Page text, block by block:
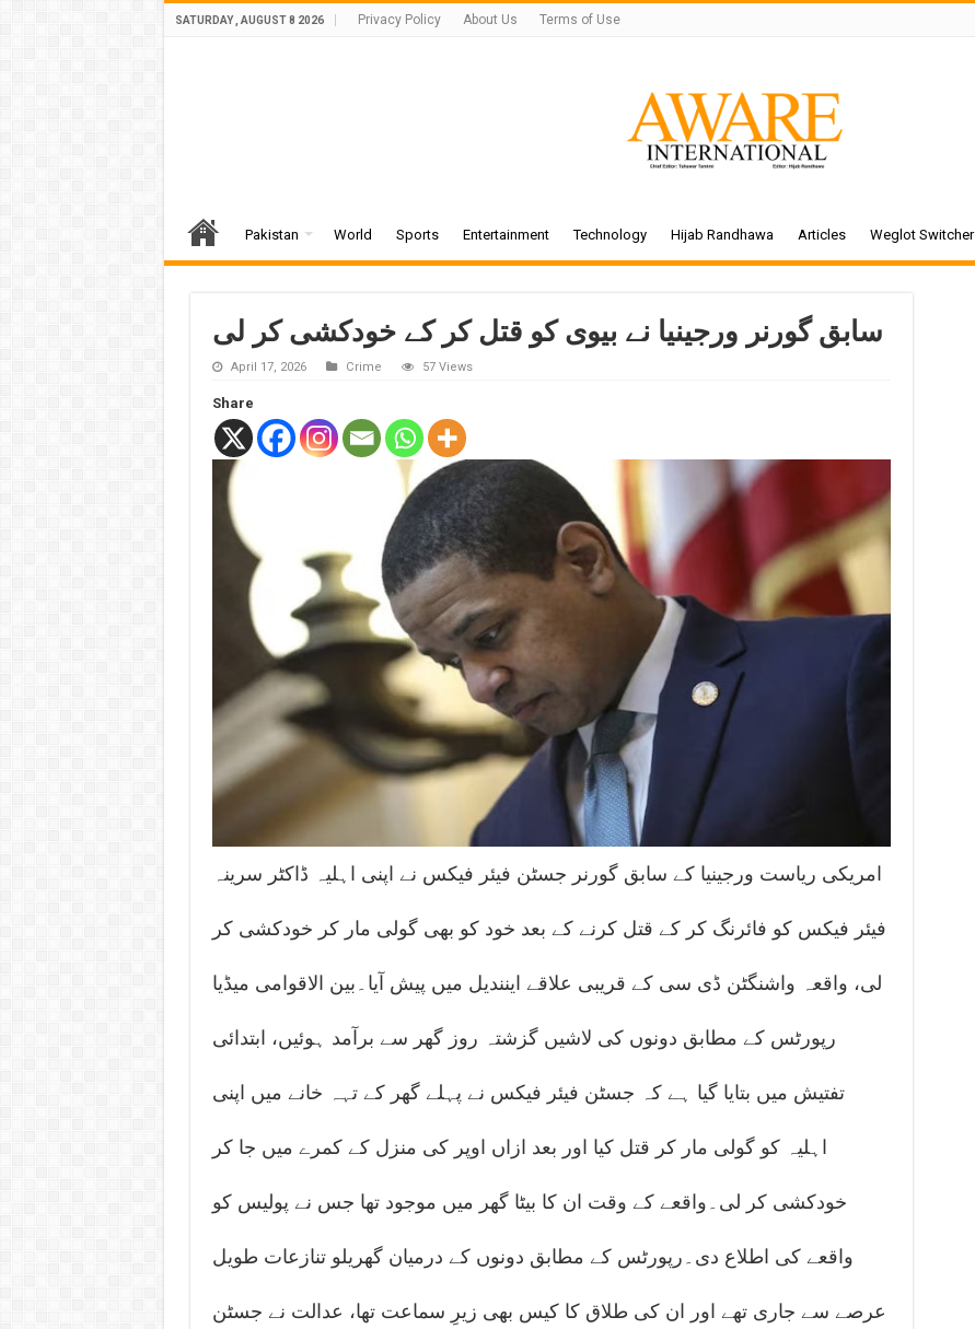
SATURDAY , AUGUST 8 2026 Privacy Policy About Us Terms of Use
Pakistan World Sports Entertainment Technology Hijab Randhawa Articles Weglot Switcher
سابق گورنر ورجینیا نے بیوی کو قتل کر کے خودکشی کر لی
April 17, 2026 Crime 57 Views
Share
امریکی ریاست ورجینیا کے سابق گورنر جسٹن فیئر فیکس نے اپنی اہلیہ ڈاکٹر سرینہ
فیئر فیکس کو فائرنگ کر کے قتل کرنے کے بعد خود کو بھی گولی مار کر خودکشی کر
لی، واقعہ واشنگٹن ڈی سی کے قریبی علاقے اینندیل میں پیش آیا۔بین الاقوامی میڈیا
رپورٹس کے مطابق دونوں کی لاشیں گزشتہ روز گھر سے برآمد ہوئیں، ابتدائی
تفتیش میں بتایا گیا ہے کہ جسٹن فیئر فیکس نے پہلے گھر کے تہہ خانے میں اپنی
اہلیہ کو گولی مار کر قتل کیا اور بعد ازاں اوپر کی منزل کے کمرے میں جا کر
خودکشی کر لی۔واقعے کے وقت ان کا بیٹا گھر میں موجود تھا جس نے پولیس کو
واقعے کی اطلاع دی۔رپورٹس کے مطابق دونوں کے درمیان گھریلو تنازعات طویل
عرصے سے جاری تھے اور ان کی طلاق کا کیس بھی زیرِ سماعت تھا، عدالت نے جسٹن